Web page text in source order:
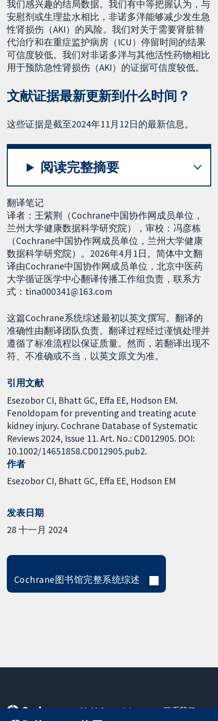
我们感兴趣的结局数据。我们有中等把握认为，与
安慰剂或生理盐水相比，非诺多泮能够减少发生急
性肾损伤（AKI）的风险。我们对关于需要肾脏替
代治疗和在重症监护病房（ICU）停留时间的结果
可信度较低。我们对非诺多泮与其他活性药物相比
用于预防急性肾损伤（AKI）的证据可信度较低。
文献证据最新更新到什么时间？
这些证据是截至2024年11月12日的最新信息。
阅读完整摘要
翻译笔记
译者：王紫荆（Cochrane中国协作网成员单位，
兰州大学健康数据科学研究院），审校：冯彦栋
（Cochrane中国协作网成员单位，兰州大学健康
数据科学研究院）。2026年4月1日。简体中文翻
译由Cochrane中国协作网成员单位，北京中医药
大学循证医学中心翻译传播工作组负责，联系方
式：tina000341@163.com
这篇Cochrane系统综述最初以英文撰写。翻译的
准确性由翻译团队负责。翻译过程经过谨慎处理并
遵循了标准流程以保证质量。然而，若翻译出现不
符、不准确或不当，以英文原文为准。
引用文献
Esezobor CI, Bhatt GC, Effa EE, Hodson EM.
Fenoldopam for preventing and treating acute
kidney injury. Cochrane Database of Systematic
Reviews 2024, Issue 11. Art. No.: CD012905. DOI:
10.1002/14651858.CD012905.pub2.
作者
Esezobor CI Bhatt GC Effa EE Hodson EM
发表日期
28 十一月 2024
Cochrane图书馆完整系统综述
11-13 Cavendish
联系我们